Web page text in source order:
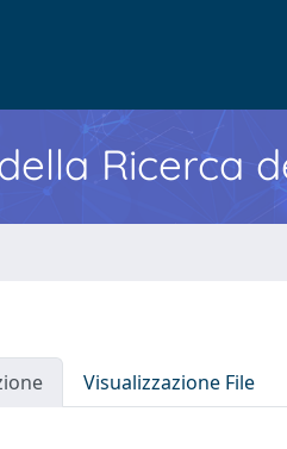
Ricerca
Visualizzazione File